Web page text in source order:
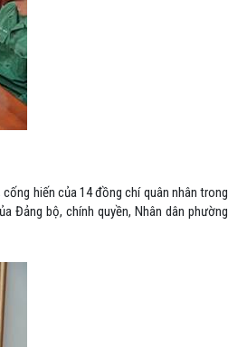
hiến của 14 đồng chí quân nhân trong
Đảng bộ, chính quyền, Nhân dân phường